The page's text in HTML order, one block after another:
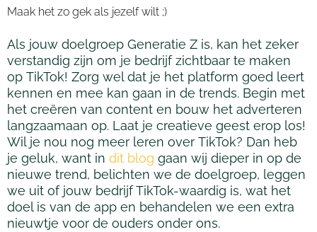
Maak het zo gek als jezelf wilt ;)
Als jouw doelgroep Generatie Z is, kan het zeker
verstandig zijn om je bedrijf zichtbaar te maken
op TikTok! Zorg wel dat je het platform goed leert
kennen en mee kan gaan in de trends. Begin met
het creëren van content en bouw het adverteren
langzaamaan op. Laat je creatieve geest erop los!
Wil je nou nog meer leren over TikTok? Dan heb
je geluk, want in dit blog gaan wij dieper in op de
nieuwe trend, belichten we de doelgroep, leggen
we uit of jouw bedrijfTikTok-waardig is, wat het
doel is van de app en behandelen we een extra
nieuwtje voor de ouders onder ons.